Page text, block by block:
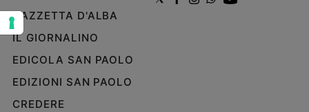
e
giovani
Adolescenza
Bioetica
GAZZETTA D'ALBA
IL GIORNALINO
EDICOLA SAN PAOLO
EDIZIONI SAN PAOLO
CREDERE